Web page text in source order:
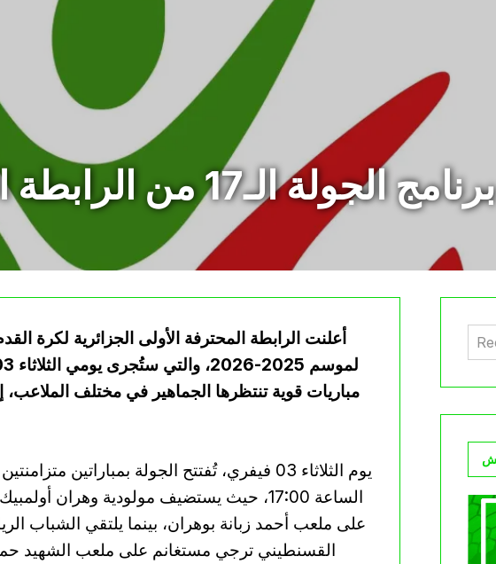
برنامج الجولة الـ17 من الرابطة المحترفة موبيليس
أعلنت الرابطة المحترفة الأولى الجزائرية لكرة
مباريات قوية تنتظرها الجماهير في مختلف
يوم الثلاثاء 03 فيفري، تُفتتح الجولة بمباراتين
الساعة 17:00، حيث يستضيف مولودية وهران
على ملعب أحمد زبانة بوهران، بينما يلتقي الشباب
القسنطيني ترجي مستغانم على ملعب الشهيد